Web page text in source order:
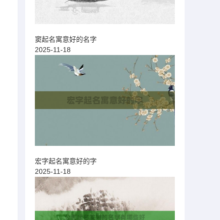
窦起名寓意好的名字
2025-11-18
宏字起名寓意好的字
2025-11-18